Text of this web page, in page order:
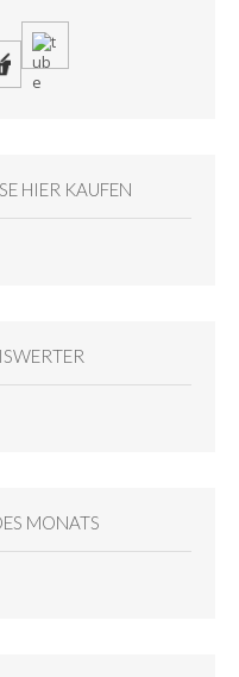
HIER KAUFEN
MONATS